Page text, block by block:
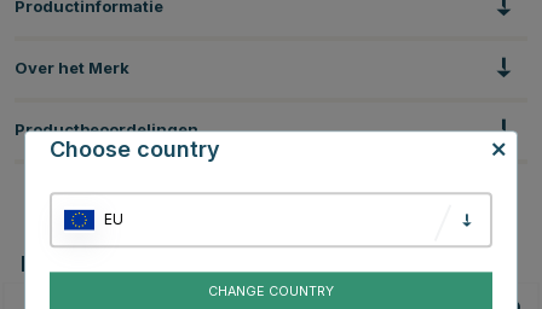
Productinformatie
Over het Merk
Productbeoordelingen
Dit vind je misschien ook leuk
Choose country
EU
CHANGE COUNTRY